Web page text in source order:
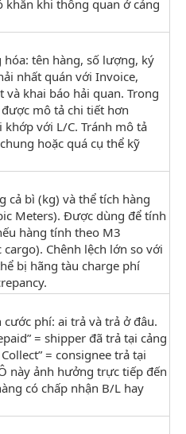
khăn khi thông quan ở cảng
hóa: tên hàng, số lượng, ký
nhất quán với Invoice,
và khai báo hải quan. Trong
mô tả chi tiết hơn
khớp với L/C. Tránh mô tả
hoặc quá cụ thể kỹ
cả bì (kg) và thể tích hàng
Meters). Được dùng để tính
hàng tính theo M3
Chênh lệch lớn so với
bị hãng tàu charge phí
phí: ai trả và trả ở đâu.
= shipper đã trả tại cảng
= consignee trả tại
này ảnh hưởng trực tiếp đến
có chấp nhận B/L hay